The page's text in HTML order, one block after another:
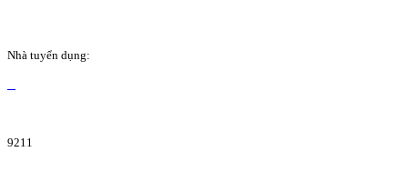
Nhà tuyển dụng:
9211